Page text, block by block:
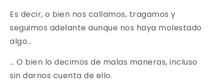
Es decir, o bien nos callamos, tragamos y
seguimos adelante aunque nos haya molestado
algo…
… O bien lo decimos de malas maneras, incluso
sin darnos cuenta de ello.